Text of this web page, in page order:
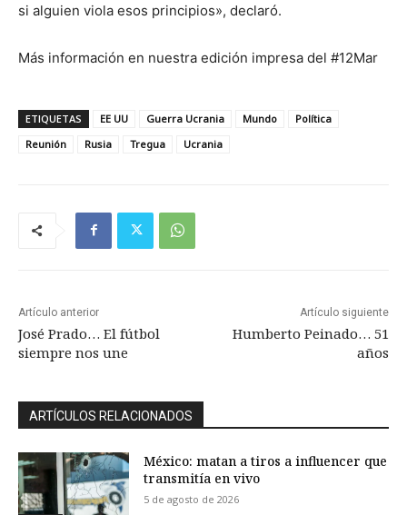
si alguien viola esos principios», declaró.
Más información en nuestra edición impresa del #12Mar
ETIQUETAS EE UU Guerra Ucrania Mundo
Política
Reunión
Rusia Tregua Ucrania
Artículo anterior
José Prado… El fútbol
siempre nos une
Artículo siguiente
Humberto Peinado… 51
años
ARTÍCULOS RELACIONADOS
México: matan a tiros a influencer que
transmitía en vivo
5 de agosto de 2026